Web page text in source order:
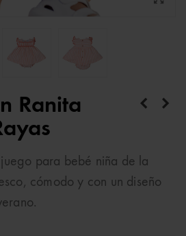
Ranita
para bebé niña de la
cómodo y con un diseño